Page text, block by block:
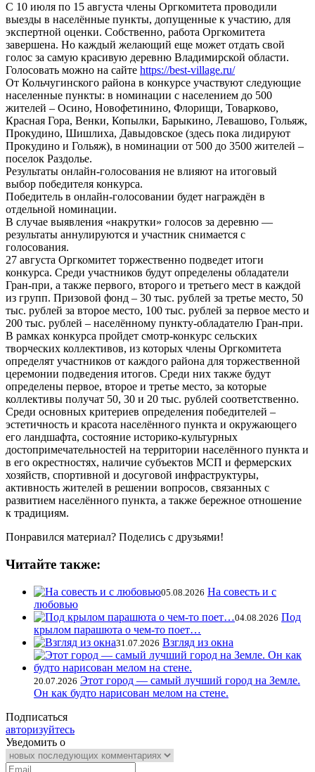
С 10 июля по 15 августа члены Оргкомитета проводили
выезды в населённые пункты, допущенные к участию, для
экспертной оценки. Собственно, работа Оргкомитета
завершена. Но каждый желающий еще может отдать свой
голос за самую красивую деревню Владимирской области.
Голосовать можно на сайте https://best-village.ru/
От Кольчугинского района в конкурсе участвуют следующие
населенные пункты: в номинации с населением до 500
жителей – Осино, Новофетинино, Флорищи, Товарково,
Красная Гора, Венки, Копылки, Барыкино, Левашово, Гольяж,
Прокудино, Шишлиха, Давыдовское (здесь пока лидируют
Прокудино и Гольяж), в номинации от 500 до 3500 жителей –
поселок Раздолье.
Результаты онлайн-голосования не влияют на итоговый
выбор победителя конкурса.
Победитель в онлайн-голосовании будет награждён в
отдельной номинации.
В случае выявления «накрутки» голосов за деревню —
результаты аннулируются и участник снимается с
голосования.
27 августа Оргкомитет торжественно подведет итоги
конкурса. Среди участников будут определены обладатели
Гран-при, а также первого, второго и третьего мест в каждой
из групп. Призовой фонд – 30 тыс. рублей за третье место, 50
тыс. рублей за второе место, 100 тыс. рублей за первое место и
200 тыс. рублей – населённому пункту-обладателю Гран-при.
В рамках конкурса пройдет смотр-конкурс сельских
творческих коллективов, из которых члены Оргкомитета
определят участников от каждого района для торжественной
церемонии подведения итогов. Среди них также будут
определены первое, второе и третье место, за которые
коллективы получат 50, 30 и 20 тыс. рублей соответственно.
Среди основных критериев определения победителей –
эстетичность и красота населённого пункта и окружающего
его ландшафта, состояние историко-культурных
достопримечательностей на территории населённого пункта и
в его окрестностях, наличие субъектов МСП и фермерских
хозяйств, спортивной и досуговой инфраструктуры,
активность жителей в решении вопросов, связанных с
развитием населённого пункта, а также бережное отношение
к традициям.
Понравился материал? Поделись с друзьями!
Читайте также:
05.08.2026 На совесть и с
любовью
04.08.2026 Под
крылом парашюта о чем-то поет…
31.07.2026 Взгляд из окна
20.07.2026 Этот город — самый лучший город на Земле.
Он как будто нарисован мелом на стене.
Подписаться
авторизуйтесь
Уведомить о